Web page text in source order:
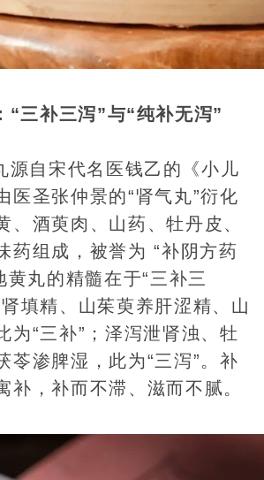
“三补三泻”与“纯补无泻”
源自宋代名医钱乙的《小儿
医圣张仲景的“肾气丸”衍化
、酒萸肉、山药、牡丹皮、
药组成，被誉为 “补阴方药
黄丸的精髓在于“三补三
填精、山茱萸养肝涩精、山
为“三补”；泽泻泄肾浊、牡
苓渗脾湿，此为“三泻”。补
补，补而不滞、滋而不腻。